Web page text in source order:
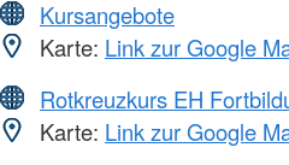
Kursangebote
Karte: Link zur Google
Rotkreuzkurs EH
Karte: Link zur Google